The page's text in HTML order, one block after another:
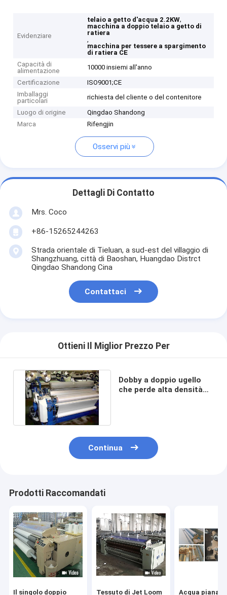
Evidenziare
telaio a getto d'acqua 2.2KW,
macchina a doppio telaio a getto di
ratiera
,
macchina per tessere a spargimento
di ratiera CE
Capacità di
alimentazione
10000 insiemi all'anno
Certificazione
ISO9001;CE
Imballaggi
particolari
richiesta del cliente o del contenitore
Luogo di origine
Qingdao Shandong
Marca
Rifengjin
Osservi più
Dettagli Di Contatto
Mrs. Coco
+86-15265244263
Strada orientale di Tieluan, a sud-est del villaggio di
Shangzhuang, città di Baoshan, Huangdao Distrct
Qingdao Shandong Cina
Contattaci
Ottieni Il Miglior Prezzo Per
Dobby a doppio ugello
che perde alta densità
Continua
Prodotti Raccomandati
Il singolo doppio Tessuto di Jet Loom Acqua piana